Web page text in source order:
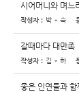
시어머니와 며느
작성자 : 박 * 숙
갈때마다 대만족
작성자 : 김 * 하
좋은 인연들과